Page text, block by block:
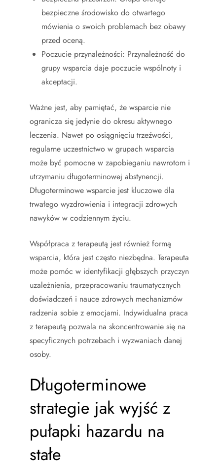
bezpieczne środowisko do otwartego
mówienia o swoich problemach bez obawy
przed oceną.
Poczucie przynależności: Przynależność do
grupy wsparcia daje poczucie wspólnoty i
akceptacji.
Ważne jest, aby pamiętać, że wsparcie nie
ogranicza się jedynie do okresu aktywnego
leczenia. Nawet po osiągnięciu trzeźwości,
regularne uczestnictwo w grupach wsparcia
może być pomocne w zapobieganiu nawrotom i
utrzymaniu długoterminowej abstynencji.
Długoterminowe wsparcie jest kluczowe dla
trwałego wyzdrowienia i integracji zdrowych
nawyków w codziennym życiu.
Współpraca z terapeutą jest również formą
wsparcia, która jest często niezbędna. Terapeuta
może pomóc w identyfikacji głębszych przyczyn
uzależnienia, przepracowaniu traumatycznych
doświadczeń i nauce zdrowych mechanizmów
radzenia sobie z emocjami. Indywidualna praca
z terapeutą pozwala na skoncentrowanie się na
specyficznych potrzebach i wyzwaniach danej
osoby.
Długoterminowe
strategie jak wyjść z
pułapki hazardu na
stałe